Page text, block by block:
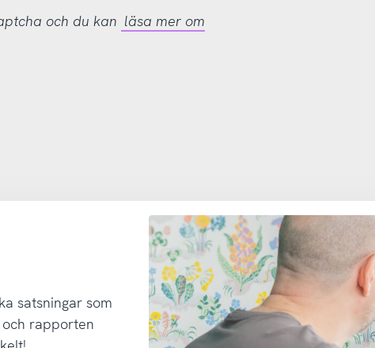
och du kan läsa mer om
satsningar som
rapporten